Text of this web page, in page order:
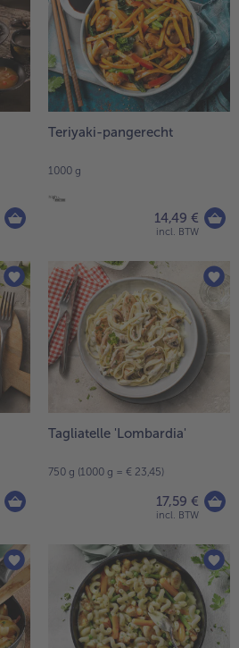
Teriyaki-pangerecht
1000 g
14,49 €
incl. BTW
Tagliatelle 'Lombardia'
750 g (1000 g = € 23,45)
17,59 €
incl. BTW